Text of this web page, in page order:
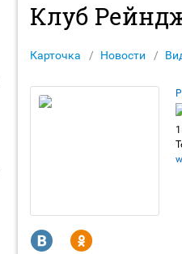
Клуб
Карточка Новости
R Y